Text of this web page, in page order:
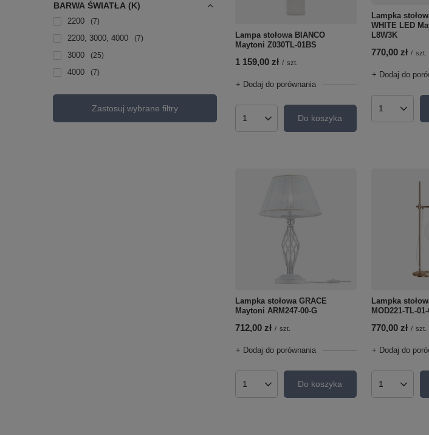
BARWA ŚWIATŁA (K)
2200 7
2200, 3000, 4000 7
3000 25
4000 7
Zastosuj wybrane filtry
Lampa stołowa BIANCO
Maytoni Z030TL-01BS
1 159,00 zł / szt.
+ Dodaj do porównania
Ilość produktówDo koszyka
Lampka
WHITE LED
L8W3K
770,00 zł / szt.
+ Dodaj do
Ilość
Lampka stołowa GRACE
Maytoni ARM247-00-G
712,00 zł / szt.
+ Dodaj do porównania
Ilość produktówDo koszyka
Lampka
MOD221-TL-
770,00 zł / szt.
+ Dodaj do
Ilość